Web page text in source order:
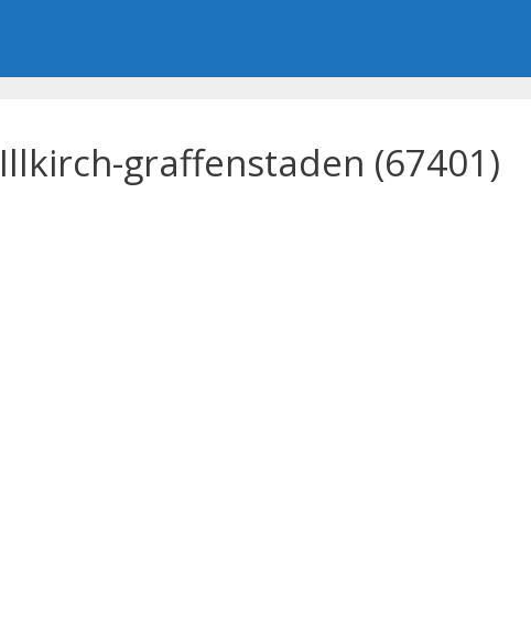
graffenstaden (67401)